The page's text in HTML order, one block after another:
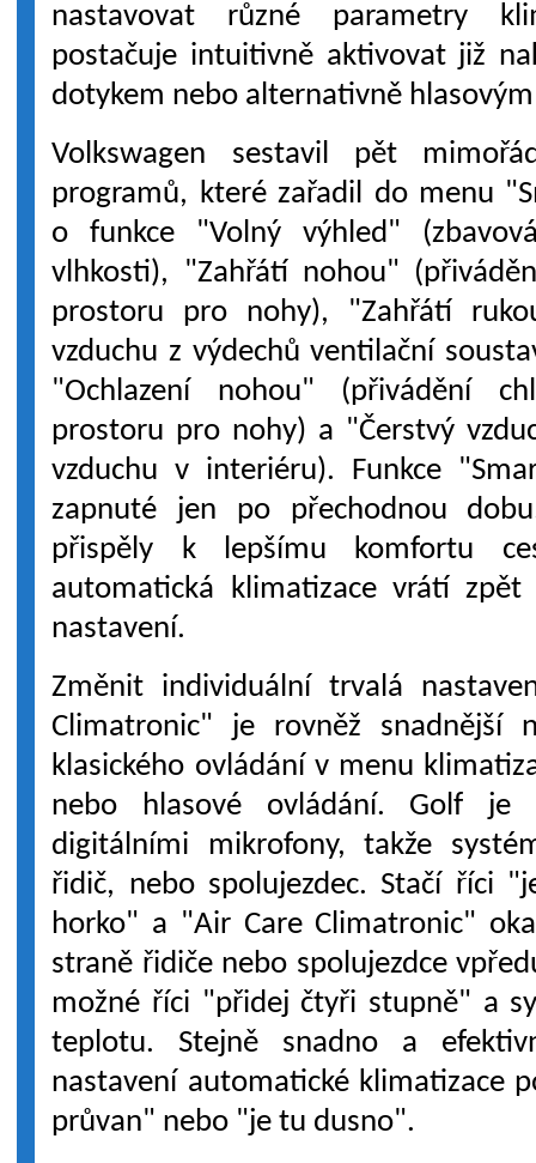
nastavovat různé parametry
postačuje intuitivně aktivovat již
dotykem nebo alternativně
Volkswagen sestavil pět
programů, které zařadil do menu
o funkce "Volný výhled"
vlhkosti), "Zahřátí nohou"
prostoru pro nohy), "Zahřátí
vzduchu z výdechů ventilační
"Ochlazení nohou" (přivádění
prostoru pro nohy) a "Čerstvý
vzduchu v interiéru). Funkce
zapnuté jen po přechodnou
přispěly k lepšímu komfortu
automatická klimatizace vrátí
nastavení.
Změnit individuální trvalá
Climatronic" je rovněž snadnější
klasického ovládání v menu
nebo hlasové ovládání. Golf je
digitálními mikrofony, takže
řidič, nebo spolujezdec. Stačí říci
horko" a "Air Care Climatronic"
straně řidiče nebo spolujezdce
možné říci "přidej čtyři stupně" a
teplotu. Stejně snadno a
nastavení automatické klimatizace
průvan" nebo "je tu dusno".